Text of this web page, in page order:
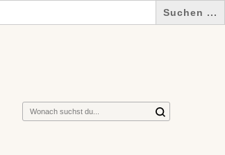
Suchst